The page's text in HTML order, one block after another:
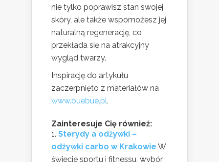
nie tylko poprawisz stan swojej
skóry, ale także wspomożesz jej
naturalną regenerację, co
przekłada się na atrakcyjny
wygląd twarzy.
Inspirację do artykułu
zaczerpnięto z materiałów na
www.buebue.pl.
Zainteresuje Cię również:
Sterydy a odżywki –
odżywki carbo w Krakowie W
świecie sportu i fitnessu, wybór